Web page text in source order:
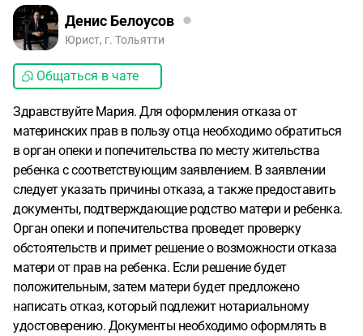
Денис Белоусов
Юрист, г. Тольятти
Общаться в чате
Здравствуйте Мария. Для оформления отказа от
материнских прав в пользу отца необходимо обратиться
в орган опеки и попечительства по месту жительства
ребенка с соответствующим заявлением. В заявлении
следует указать причины отказа, а также предоставить
документы, подтверждающие родство матери и ребенка.
Орган опеки и попечительства проведет проверку
обстоятельств и примет решение о возможности отказа
матери от прав на ребенка. Если решение будет
положительным, затем матери будет предложено
написать отказ, который подлежит нотариальному
удостоверению. Документы необходимо оформлять в